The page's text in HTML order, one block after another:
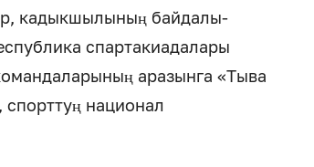
кадыкшылының байдалы-
спартакиадалары
аразынга «Тыва
национал